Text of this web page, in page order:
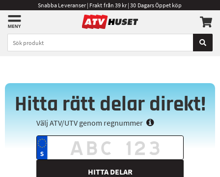
Snabba Leveranser | Frakt från 39 kr | 30 Dagars Öppet köp
Hitta rätt delar direkt!
Välj ATV/UTV genom regnummer
HITTA DELAR